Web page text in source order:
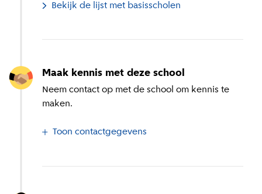
Bekijk de lijst met basisscholen
Maak kennis met deze school
Neem contact op met de school om kennis te
maken.
Toon contactgegevens